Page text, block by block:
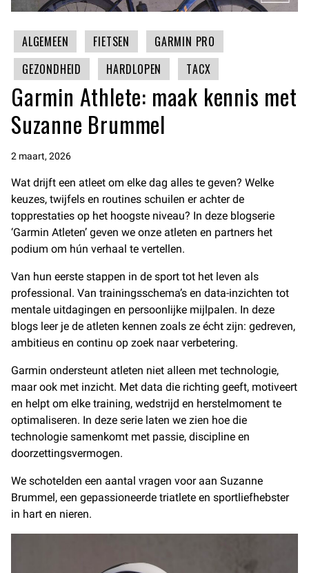
ALGEMEEN FIETSEN
GARMIN PRO
GEZONDHEID
HARDLOPEN TACX
Garmin Athlete: maak kennis met
Suzanne Brummel
2 maart, 2026
Wat drijft een atleet om elke dag alles te geven? Welke
keuzes, twijfels en routines schuilen er achter de
topprestaties op het hoogste niveau? In deze blogserie
‘Garmin Atleten’ geven we onze atleten en partners het
podium om hún verhaal te vertellen.
Van hun eerste stappen in de sport tot het leven als
professional. Van trainingsschema’s en data-inzichten tot
mentale uitdagingen en persoonlijke mijlpalen. In deze
blogs leer je de atleten kennen zoals ze écht zijn: gedreven,
ambitieus en continu op zoek naar verbetering.
Garmin ondersteunt atleten niet alleen met technologie,
maar ook met inzicht. Met data die richting geeft, motiveert
en helpt om elke training, wedstrijd en herstelmoment te
optimaliseren. In deze serie laten we zien hoe die
technologie samenkomt met passie, discipline en
doorzettingsvermogen.
We schotelden een aantal vragen voor aan Suzanne
Brummel, een gepassioneerde triatlete en sportliefhebster
in hart en nieren.